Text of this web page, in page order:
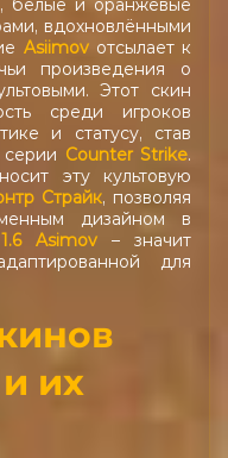
вдохновлёнными
Asiimovотсылает к
произведения о
Этот скин
среди игроков
и статусу, став
Counter Strike.
эту культовую
Страйк, позволяя
дизайном в
Asimov – значит
для
и их